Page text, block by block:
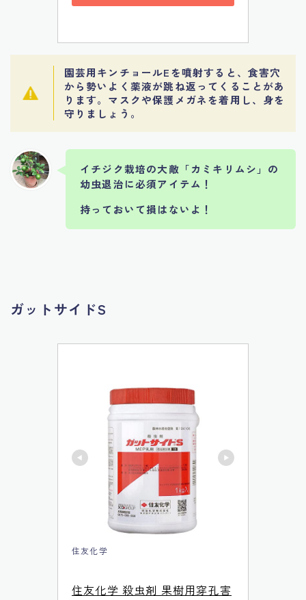
園芸用キンチョールEを噴射すると、食害穴
から勢いよく薬液が跳ね返ってくることがあ
ります。マスクや保護メガネを着用し、身を
守りましょう。
イチジク栽培の大敵「カミキリムシ」の
幼虫退治に必須アイテム！
持っておいて損はないよ！
ガットサイドS
住友化学
住友化学 殺虫剤 果樹用穿孔害